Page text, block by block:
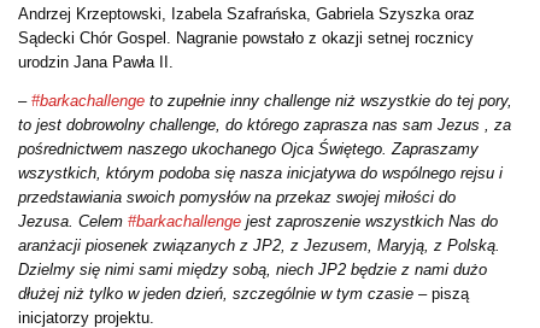
Andrzej Krzeptowski, Izabela Szafrańska, Gabriela Szyszka oraz
Sądecki Chór Gospel. Nagranie powstało z okazji setnej rocznicy
urodzin Jana Pawła II.
– #barkachallenge to zupełnie inny challenge niż wszystkie do tej pory,
to jest dobrowolny challenge, do którego zaprasza nas sam Jezus , za
pośrednictwem naszego ukochanego Ojca Świętego. Zapraszamy
wszystkich, którym podoba się nasza inicjatywa do wspólnego rejsu i
przedstawiania swoich pomysłów na przekaz swojej miłości do
Jezusa. Celem #barkachallenge jest zaproszenie wszystkich Nas do
aranżacji piosenek związanych z JP2, z Jezusem, Maryją, z Polską.
Dzielmy się nimi sami między sobą, niech JP2 będzie z nami dużo
dłużej niż tylko w jeden dzień, szczególnie w tym czasie – piszą
inicjatorzy projektu.